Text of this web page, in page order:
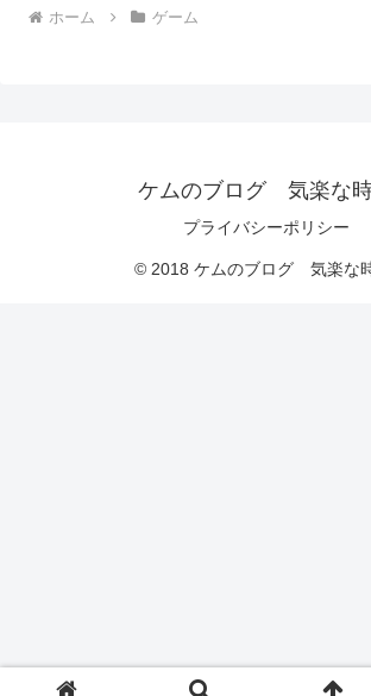
ホーム ゲーム
ケムのブログ 気楽な
プライバシーポリシー
© 2018 ケムのブログ 気楽な